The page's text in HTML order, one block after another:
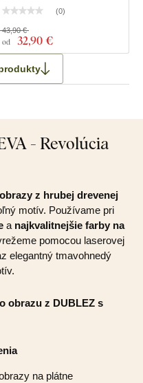
(0)
od 32,90 €
43,90 €
- Revolúcia
z hrubej drevenej
motív. Používame pri
a najkvalitnejšie farby na
pomocou laserovej
elegantný tmavohnedý
obrazu z DUBLEZ s
na plátne